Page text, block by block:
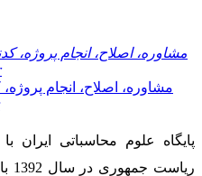
مشاوره، اصلاح، انجام
پایگاه علوم محاسباتی ایران